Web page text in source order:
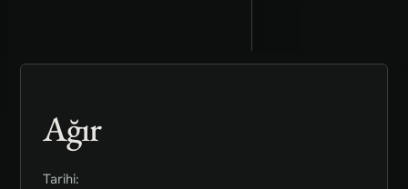
Ağır
Tarihi: